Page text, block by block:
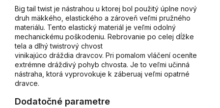
Big tail twist je nástrahou u ktorej bol použitý úplne nový
druh mäkkého, elastického a zároveň veľmi pružného
materiálu. Tento elastický materiál je veľmi odolný
mechanickému poškodeniu. Rebrovanie po celej dĺžke
tela a dlhý twistrový chvost
vinikajúco dráždia dravcov. Pri pomalom vláčení oceníte
extrémne dráždivý pohyb chvosta. Je to veľmi učinná
nástraha, ktorá vyprovokuje k záberuaj veľmi opatrné
dravce.
Dodatočné parametre